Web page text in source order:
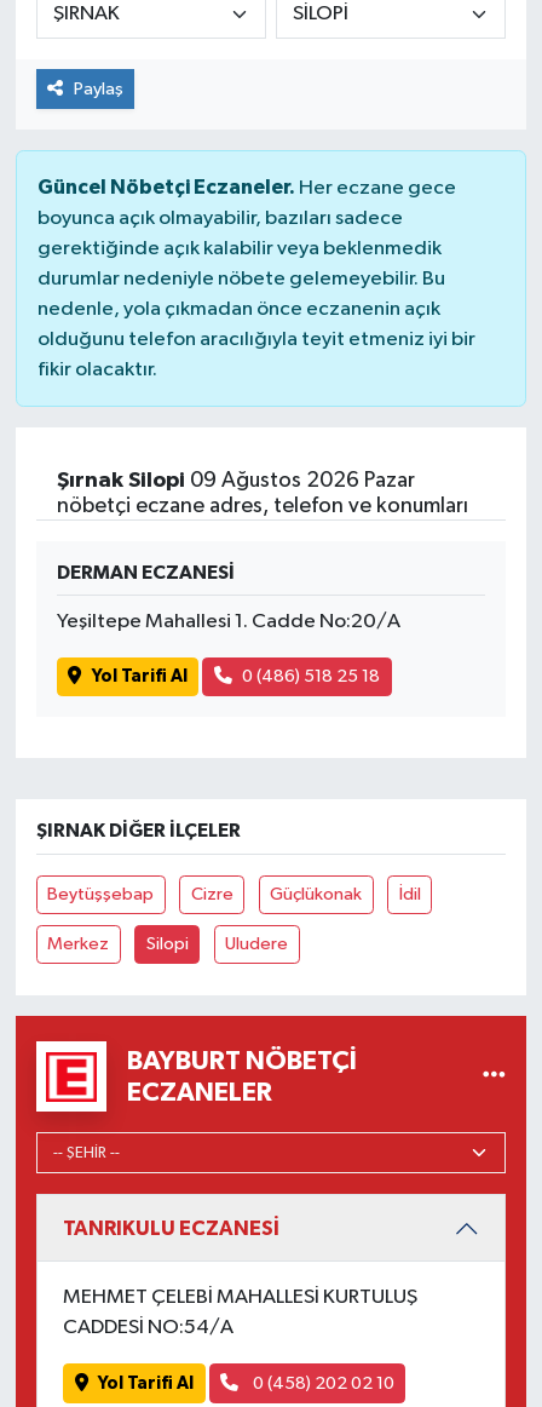
Paylaş
Güncel Nöbetçi Eczaneler. Her eczane gece
boyunca açık olmayabilir, bazıları sadece
gerektiğinde açık kalabilir veya beklenmedik
durumlar nedeniyle nöbete gelemeyebilir. Bu
nedenle, yola çıkmadan önce eczanenin açık
olduğunu telefon aracılığıyla teyit etmeniz iyi bir
fikir olacaktır.
Şırnak Silopi 09 Ağustos 2026 Pazar
nöbetçi eczane adres, telefon ve konumları
DERMAN ECZANESİ
Yeşiltepe Mahallesi 1. Cadde No:20/A
Yol Tarifi Al 0 (486) 518 25 18
ŞIRNAK DIĞER İLÇELER
Beytüşşebap Cizre Güçlükonak İdil
Merkez Silopi Uludere
BAYBURT NÖBETÇI
ECZANELER
TANRIKULU ECZANESİ
MEHMET ÇELEBİ MAHALLESİ KURTULUŞ
CADDESİ NO:54/A
Yol Tarifi Al 0 (458) 202 02 10